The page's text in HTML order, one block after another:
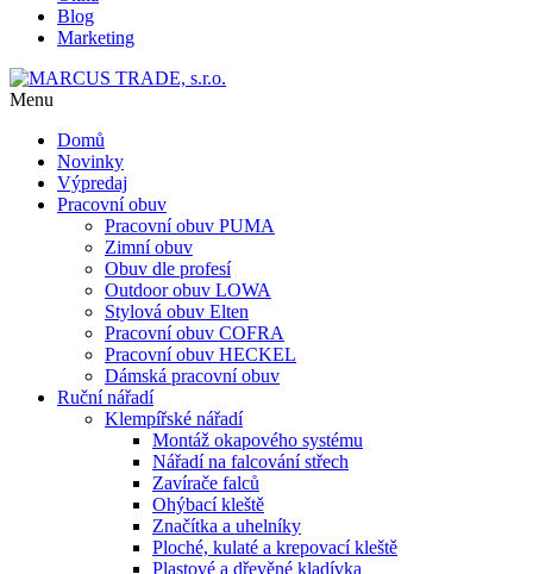
Blog
Marketing
Menu
Domů
Novinky
Výpredaj
Pracovní obuv
Pracovní obuv PUMA
Zimní obuv
Obuv dle profesí
Outdoor obuv LOWA
Stylová obuv Elten
Pracovní obuv COFRA
Pracovní obuv HECKEL
Dámská pracovní obuv
Ruční nářadí
Klempířské nářadí
Montáž okapového systému
Nářadí na falcování střech
Zavírače falců
Ohýbací kleště
Značítka a uhelníky
Ploché, kulaté a krepovací kleště
Plastové a dřevěné kladívka